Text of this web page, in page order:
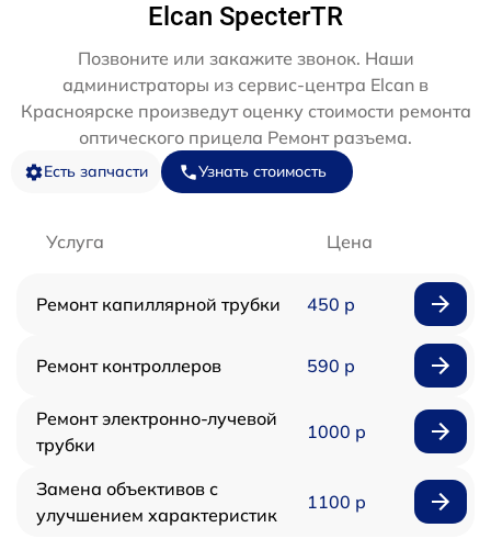
Elcan SpecterTR
Позвоните или закажите звонок. Наши
администраторы из сервис-центра Elcan в
Красноярске произведут оценку стоимости ремонта
оптического прицела Ремонт разъема.
Есть запчасти Узнать стоимость
Услуга Цена
Ремонт капиллярной трубки 450 р
Ремонт контроллеров 590 р
Ремонт электронно-лучевой
трубки
1000 р
Замена объективов с
улучшением характеристик
1100 р